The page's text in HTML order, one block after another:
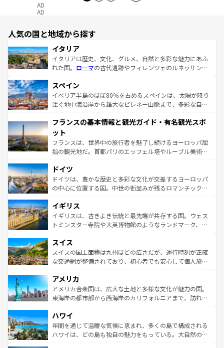
AD
AD
人気の国と地域から探す
イタリア
イタリアは歴史、文化、グルメ、自然と多彩な魅力にあふ
れた国。 ローマの古代遺跡やフィレンツェのルネッサンス
ろん、トスカーナの美しい田園風景やアマルフィ海岸の絶
景など、自然景観も見逃せない。観光の合間には、本場の
ピザやパスタなど、絶品のイタリア料理を堪能することも
ませてくれるイタリアで、忘れられない旅をしてみよう！
なお、新着のイタリア情報は
しい。
スペイン
イベリア半島のほぼ80％を占めるスペインは、太陽が降り
注ぐ地中海沿岸から雄大なピレネー山脈まで、多彩な自然
文化が根付くこの国では、情熱的なフラメンコ、熱気あふ
れる闘牛、そして美味しいタパスが生活の一部となってい
る。首都マドリードの洗練された雰囲気や、バルセロナの
アートに溢れた街角から、地方では古代ローマ遺跡や中世
せる。地方によって風土や気候が異なるスペインはその個
性で訪れる人を魅了する。 なお、新着のスペイン情報は コ
ンテンツ一覧を参照してほしい。
フランスの基本情報と観光ガイド・有名観光スポ
ット
フランスは、世界中の旅行者を魅了し続けるヨーロッパ屈
指の観光地だ。首都パリのエッフェル塔やルーブル美術館
で、幅広い魅力が詰まっている。華麗な宮殿、歴史的な大
聖堂、美しいビーチ、そして豊かな自然が、訪れる者を心
から魅了する。また、フランスは美食の国としても知ら
いる。シャンパンの発祥地であるランス、プロヴァンスの
香り高いラベンダー畑など、多彩な楽しみ方が可能だ。さ
らに、パリ以外の地域にも魅力が溢れており、どの街角に
れる地方に足を運ぶとそれぞれで全く異なる文化を体験で
きるだろう。 なお、新着のフランス情報はコンテンツ一覧
を参照してほしい。
ドイツ
ドイツは、豊かな歴史と多彩な文化が交差するヨーロッパ
の中心に位置する国。中世の街並みが残るロマンチック街
顔を持つこの国は、どこを歩いても飽きることがない。ベ
ルリンの文化的活気、バイエルン州のアルプスの絶景、そ
してライン川沿いのワイン畑といった風景は必見。ビール
は、お酒好きな人にはぜひ体験してほしい。 なお、新着の
ドイツ情報はコンテンツ一覧を参照してほしい。
イギリス
イギリスは、古きよき伝統と最先端が共存する国。ウェス
トミンスター寺院や大英博物館のようなランドマーク、歴
リアごとに異なる魅力がある。また、優雅なアフタヌーン
ティー、ビール好きにはたまらない英国パブ、サッカー観
戦など、本場だからこそできる体験も豊富。イギリスを旅
ンツ一覧を参照してほしい。
スイス
スイスの国土面積は九州ほどの広さだが、運行時刻が正確
な交通網が整備されており、初心者でも安心して個人旅行
の建物がそのまま残る町や、スイスならではのユニークな
博物館もあり、アルプス観光だけでなく町歩きも満喫する
ことができる。国民の所得が高いため物価も高いが、旅行
ば市内交通費無料で観光を楽しむこともできる。 なお、新
着のスイス情報はコンテンツ一覧 を参照してほしい。
アメリカ
アメリカ合衆国は、広大な土地と多様な文化が魅力の国。
東海岸の都市部から西海岸のカリフォルニアまで、訪れる
のような巨大都市は、観光、ショッピング、エンターテイ
ンメントが詰まった刺激的なスポットだ。一方、アメリカ
西部には大自然が広がり、グランドキャニオンやイエロー
ハワイ
年間を通じて温暖な気候に恵まれ、多くの島で構成される
ハワイは、どの島も独自の魅力をもっている。大自然の神